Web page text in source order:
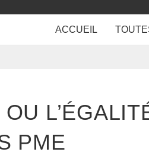
ACCUEIL
PME